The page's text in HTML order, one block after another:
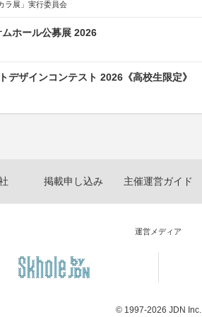
ラ展」実行委員会
ホール公募展 2026
デザインコンテスト 2026《高校生限定》
掲載申し込み 主催運営ガイド
運営メディア
© 1997-2026 JDN Inc.